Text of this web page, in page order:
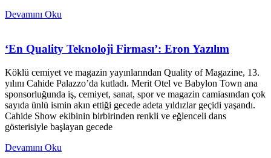
Devamını Oku
‘En Quality Teknoloji Firması’: Eron Yazılım
Köklü cemiyet ve magazin yayınlarından Quality of Magazine, 13.
yılını Cahide Palazzo’da kutladı. Merit Otel ve Babylon Town ana
sponsorluğunda iş, cemiyet, sanat, spor ve magazin camiasından çok
sayıda ünlü ismin akın ettiği gecede adeta yıldızlar geçidi yaşandı.
Cahide Show ekibinin birbirinden renkli ve eğlenceli dans
gösterisiyle başlayan gecede
Devamını Oku